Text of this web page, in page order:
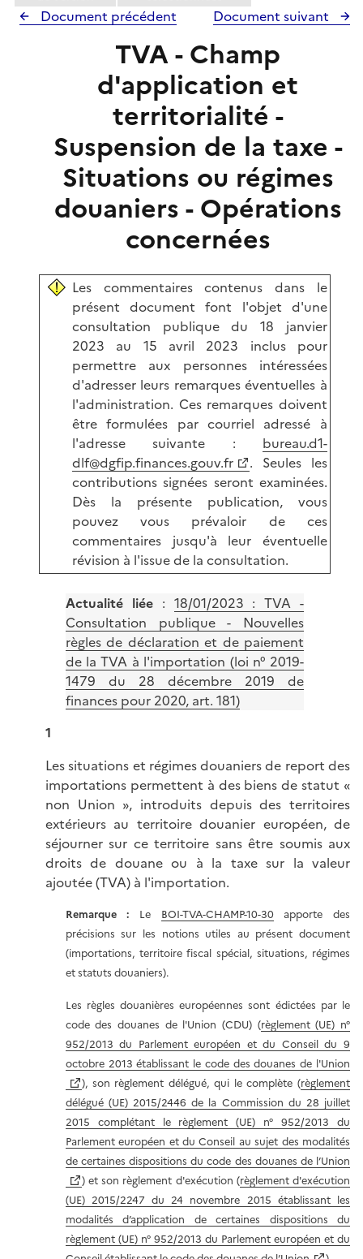
Document précédent Document suivant
TVA - Champ
d'application et
territorialité -
Suspension de la taxe -
Situations ou régimes
douaniers - Opérations
concernées
Les commentaires contenus dans le
présent document font l'objet d'une
consultation publique du 18 janvier
2023 au 15 avril 2023 inclus pour
permettre aux personnes intéressées
d'adresser leurs remarques éventuelles à
l'administration. Ces remarques doivent
être formulées par courriel adressé à
l'adresse suivante : bureau.d1-
dlf@dgfip.finances.gouv.fr
. Seules les
contributions signées seront examinées.
Dès la présente publication, vous
pouvez vous prévaloir de ces
commentaires jusqu'à leur éventuelle
révision à l'issue de la consultation.
Actualité liée: 18/01/2023 : TVA -
Consultation publique - Nouvelles
règles de déclaration et de paiement
de la TVA à l'importation (loi n° 2019-
1479 du 28 décembre 2019 de
finances pour 2020, art. 181)
1
Les situations et régimes douaniers de report des
importations permettent à des biens de statut «
non Union », introduits depuis des territoires
extérieurs au territoire douanier européen, de
séjourner sur ce territoire sans être soumis aux
droits de douane ou à la taxe sur la valeur
ajoutée (TVA) à l'importation.
Remarque : Le BOI-TVA-CHAMP-10-30apporte des
précisions sur les notions utiles au présent document
(importations, territoire fiscal spécial, situations, régimes
et statuts douaniers).
Les règles douanières européennes sont édictées par le
code des douanes de l'Union (CDU) (règlement (UE) n°
952/2013 du Parlement européen et du Conseil du 9
octobre 2013 établissant le code des douanes de l'Union
), son règlement délégué, qui le complète (règlement
délégué (UE) 2015/2446 de la Commission du 28 juillet
2015 complétant le règlement (UE) n° 952/2013 du
Parlement européen et du Conseil au sujet des modalités
de certaines dispositions du code des douanes de l’Union
) et son règlement d'exécution (règlement d'exécution
(UE) 2015/2247 du 24 novembre 2015 établissant les
modalités d’application de certaines dispositions du
règlement (UE) n° 952/2013 du Parlement européen et du